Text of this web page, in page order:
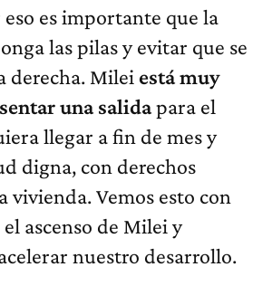
es importante que la
las pilas y evitar que se
derecha. Milei está muy
una salidapara el
llegar a fin de mes y
digna, con derechos
vivienda. Vemos esto con
ascenso de Milei y
nuestro desarrollo.